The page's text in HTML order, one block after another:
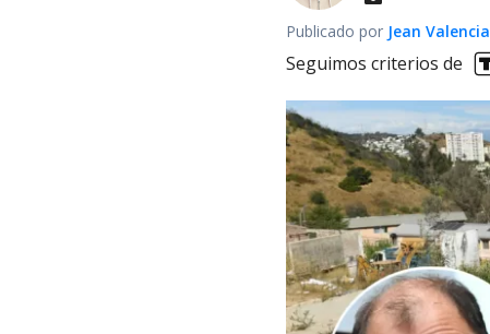
Publicado por Jean Valencia
Seguimos criterios de